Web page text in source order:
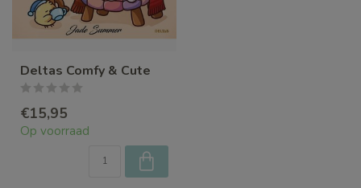
Deltas Comfy & Cute
€15,95
Op voorraad